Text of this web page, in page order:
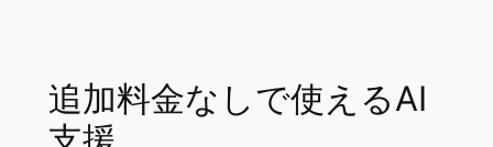
追加料金なしで使えるAI